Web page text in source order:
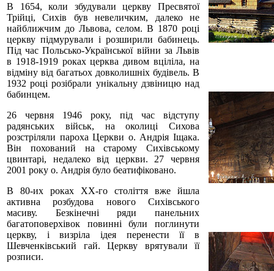
В 1654, коли збудували церкву Пресвятої
Трійці, Сихів був невеличким, далеко не
найближчим до Львова, селом. В 1870 році
церкву підмурували і розширили бабинець.
Під час Польсько-Української війни за Львів
в 1918-1919 роках церква дивом вціліла, на
відміну від багатьох довколишніх будівель. В
1932 році розібрали унікальну дзвіницю над
бабинцем.
26 червня 1946 року, під час відступу
радянських військ, на околиці Сихова
розстріляли пароха Церкви о. Андрія Іщака.
Він похований на старому Сихівському
цвинтарі, недалеко від церкви. 27 червня
2001 року о. Андрія було беатифіковано.
В 80-их роках ХХ-го століття вже йшла
активна розбудова нового Сихівського
масиву. Безкінечні ряди панельних
багатоповерхівок повинні були поглинути
церкву, і визріла ідея перенести її в
Шевченківський гай. Церкву врятували її
розписи.